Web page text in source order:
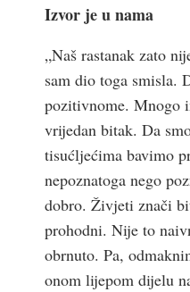
Izvor je u nama
„Naš rastanak zato
sam dio toga smisla.
pozitivnome. Mnogo
vrijedan bitak. Da
tisućljećima bavimo
nepoznatoga nego
dobro. Živjeti znači
prohodni. Nije to
obrnuto. Pa,
onom lijepom dijelu